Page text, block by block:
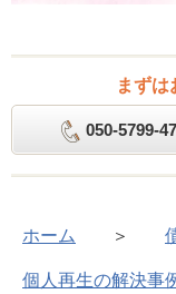
まずは
050-5799-
ホーム ＞
個人再生の解決事